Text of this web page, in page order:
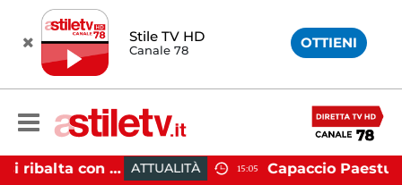
Stile TV HD
Canale 78 OTTIENI
Pontecagnano, si ribalta con l'auto alla rotatoria: giovane ferito ATTUALITÀ 15:05